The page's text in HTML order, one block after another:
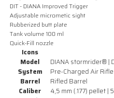
DIT - DIANA Improved Trigger
Adjustable micrometic sight
Rubberized butt plate
Tank volume 100 ml
Quick-Fill nozzle
Icons
Model
DIANA stormrider® |
System
Pre-Charged Air Rifle
Barrel
Rifled Barrel
Caliber
4,5 mm (.177) pellet |